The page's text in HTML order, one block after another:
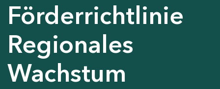
Förderrichtlinie
Regionales
Wachstum